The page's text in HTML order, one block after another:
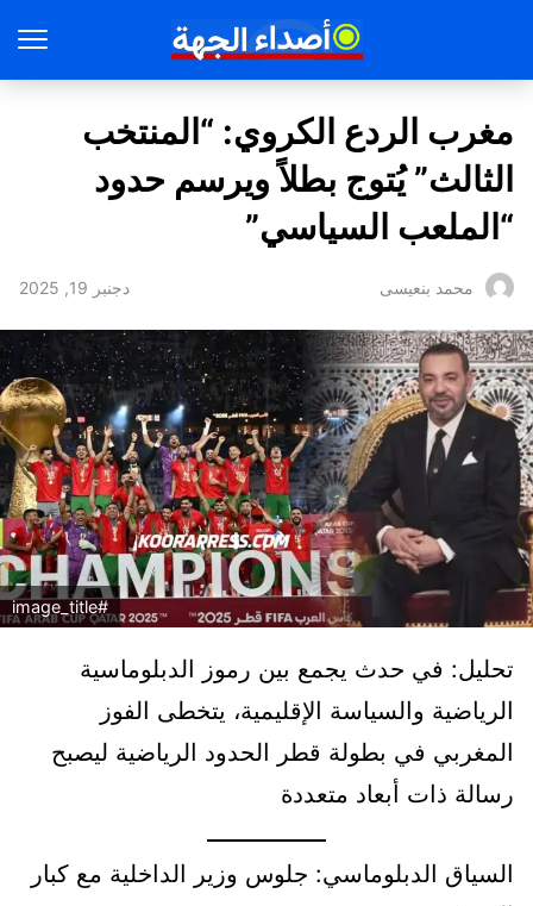
مغرب الردع الكروي: “المنتخب
الثالث” يُتوج بطلاً ويرسم حدود
“الملعب السياسي”
محمد بنعيسى دجنبر 19, 2025
#image_title
تحليل: في حدث يجمع بين رموز الدبلوماسية
الرياضية والسياسة الإقليمية، يتخطى الفوز
المغربي في بطولة قطر الحدود الرياضية ليصبح
رسالة ذات أبعاد متعددة
السياق الدبلوماسي: جلوس وزير الداخلية مع كبار